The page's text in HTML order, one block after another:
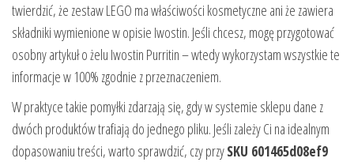
twierdzić, że zestaw LEGO ma właściwości kosmetyczne ani że zawiera
składniki wymienione w opisie Iwostin. Jeśli chcesz, mogę przygotować
osobny artykuł o żelu Iwostin Purritin – wtedy wykorzystam wszystkie te
informacje w 100% zgodnie z przeznaczeniem.
W praktyce takie pomyłki zdarzają się, gdy w systemie sklepu dane z
dwóch produktów trafiają do jednego pliku. Jeśli zależy Ci na idealnym
dopasowaniu treści, warto sprawdzić, czy przySKU 601465d08ef9